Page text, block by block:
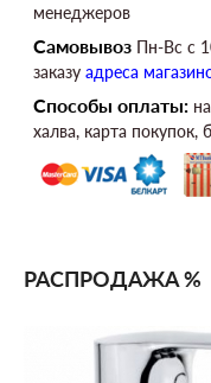
менеджеров
Самовывоз Пн-Вс c
заказу адреса
Способы оплаты:
халва, карта покупок,
РАСПРОДАЖА %